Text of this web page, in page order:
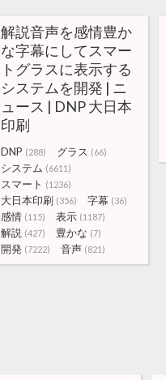
解説音声を感情豊か
な字幕にしてスマー
トグラスに表示する
システムを開発 | ニ
ュース | DNP 大日本
印刷
DNP (288) グラス (66)
システム (6611)
スマート (1236)
大日本印刷 (356) 字幕 (36)
感情 (115) 表示 (1187)
解説 (427) 豊かな (7)
開発 (7222) 音声 (821)